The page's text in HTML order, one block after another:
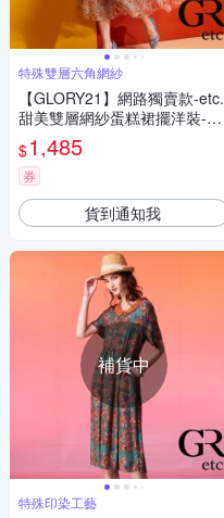
特殊雙層六角網紗
【GLORY21】網路獨賣款-etc.
甜美雙層網紗蛋糕裙擺洋裝-淺
綠
$1,485
券
貨到通知我
補貨中
特殊印染工藝